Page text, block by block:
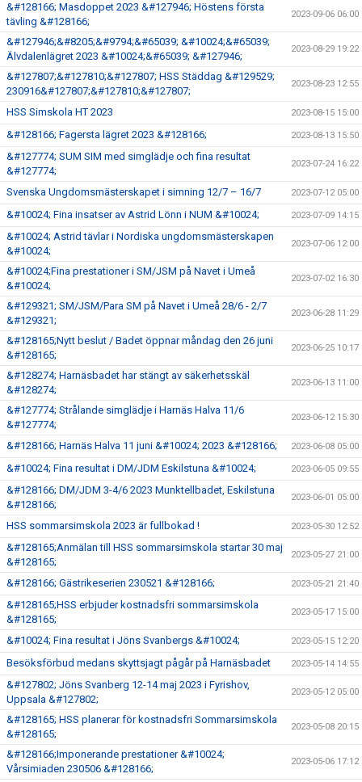
&#128166; Masdoppet 2023 &#127946; Höstens första
tävling &#128166;
2023-09-06 06:00
&#127946;&#8205;&#9794;&#65039; &#10024;&#65039;
Älvdalenlägret 2023 &#10024;&#65039; &#127946;
2023-08-29 19:22
&#127807;&#127810;&#127807; HSS Städdag &#129529;
230916&#127807;&#127810;&#127807;
2023-08-23 12:55
HSS Simskola HT 2023 2023-08-15 15:00
&#128166; Fagersta lägret 2023 &#128166; 2023-08-13 15:50
&#127774; SUM SIM med simglädje och fina resultat
&#127774;
2023-07-24 16:22
Svenska Ungdomsmästerskapet i simning 12/7 – 16/7 2023-07-12 05:00
&#10024; Fina insatser av Astrid Lönn i NUM &#10024; 2023-07-09 14:15
&#10024; Astrid tävlar i Nordiska ungdomsmästerskapen
&#10024;
2023-07-06 12:00
&#10024;Fina prestationer i SM/JSM på Navet i Umeå
&#10024;
2023-07-02 16:30
&#129321; SM/JSM/Para SM på Navet i Umeå 28/6 - 2/7
&#129321;
2023-06-28 11:29
&#128165;Nytt beslut / Badet öppnar måndag den 26 juni
&#128165;
2023-06-25 10:17
&#128274; Harnäsbadet har stängt av säkerhetsskäl
&#128274;
2023-06-13 11:00
&#127774; Strålande simglädje i Harnäs Halva 11/6
&#127774;
2023-06-12 15:30
&#128166; Harnäs Halva 11 juni &#10024; 2023 &#128166; 2023-06-08 05:00
&#10024; Fina resultat i DM/JDM Eskilstuna &#10024; 2023-06-05 09:55
&#128166; DM/JDM 3-4/6 2023 Munktellbadet, Eskilstuna
&#128166;
2023-06-01 05:00
HSS sommarsimskola 2023 är fullbokad ! 2023-05-30 12:52
&#128165;Anmälan till HSS sommarsimskola startar 30 maj
&#128165;
2023-05-27 21:00
&#128166; Gästrikeserien 230521 &#128166; 2023-05-21 21:40
&#128165;HSS erbjuder kostnadsfri sommarsimskola
&#128165;
2023-05-17 15:00
&#10024; Fina resultat i Jöns Svanbergs &#10024; 2023-05-15 12:20
Besöksförbud medans skyttsjagt pågår på Harnäsbadet 2023-05-14 14:55
&#127802; Jöns Svanberg 12-14 maj 2023 i Fyrishov,
Uppsala &#127802;
2023-05-12 05:00
&#128165; HSS planerar för kostnadsfri Sommarsimskola
&#128165;
2023-05-08 20:15
&#128166;Imponerande prestationer &#10024;
Vårsimiaden 230506 &#128166;
2023-05-06 17:12